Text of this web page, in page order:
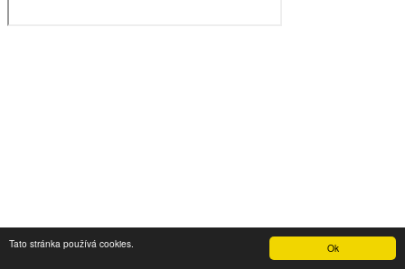
Ok
Tato stránka používá cookies.